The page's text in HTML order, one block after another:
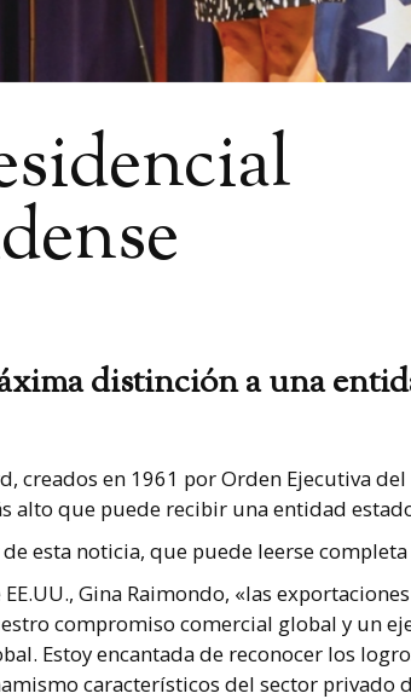
distinción a una
creados en 1961 por Orden Ejecutiva
alto que puede recibir una entidad
de esta noticia, que puede leerse completa
Gina Raimondo, «las
compromiso comercial global y un
Estoy encantada de reconocer los
característicos del sector privado